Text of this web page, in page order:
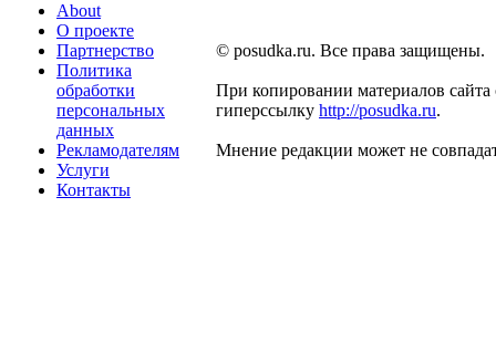
About
О проекте
Партнерство
Политика
обработки
персональных
данных
Рекламодателям
Услуги
Контакты
© posudka.ru. Все права защищены.
При копировании материалов сайта
гиперссылку http://posudka.ru.
Мнение редакции может не